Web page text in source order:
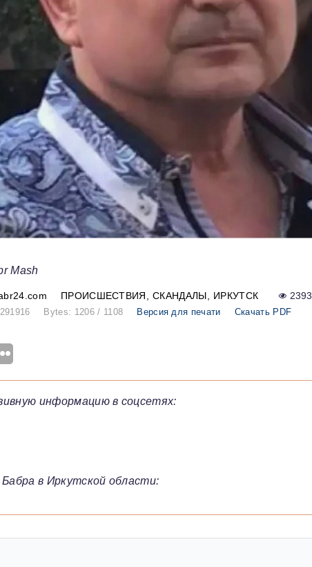
Mash
ПРОИСШЕСТВИЯ СКАНДАЛЫ ИРКУТСК 2393
Bytes: 1206 / 1108 Версия для печати Скачать PDF
информацию в соцсетях:
в Иркутской области: